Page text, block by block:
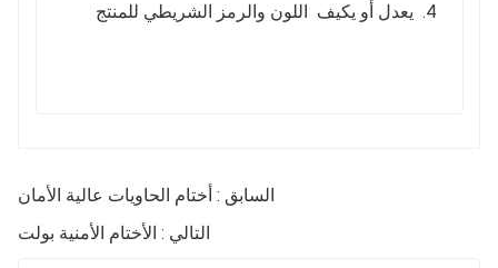
4. يعدل أو يكيف اللون والرمز الشريطي للمنتج
السابق : أختام الحاويات عالية الأمان
التالي : الأختام الأمنية بولت